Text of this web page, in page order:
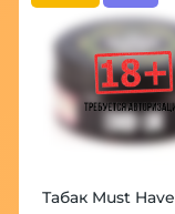
Табак Must Have